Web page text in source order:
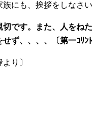
にも、挨拶をしなさい
です。また、人をね
ず、、、、
〔第一ｺﾘﾝ
り〕